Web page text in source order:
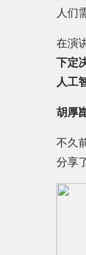
人们
在演
下定
人工
胡厚
不久
分享